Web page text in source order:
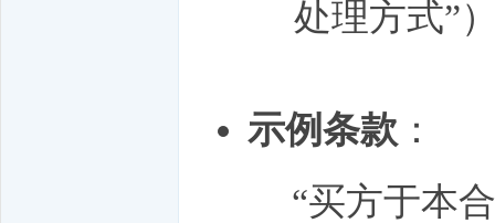
处理方式”
示例条款 ：
“买方于本